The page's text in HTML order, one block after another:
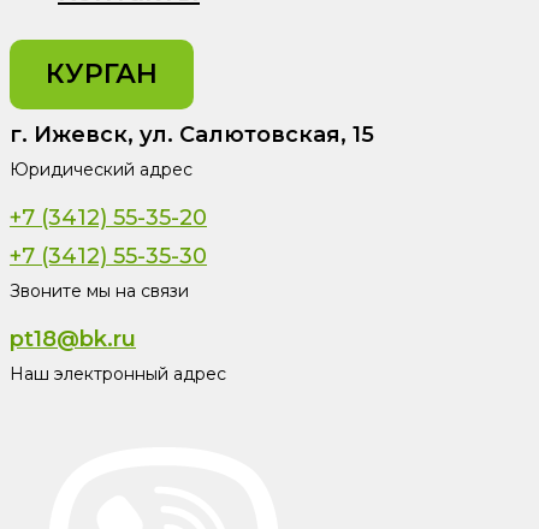
КУРГАН
г. Ижевск, ул. Салютовская, 15
Юридический адрес
+7 (3412) 55-35-20
+7 (3412) 55-35-30
Звоните мы на связи
pt18@bk.ru
Наш электронный адрес